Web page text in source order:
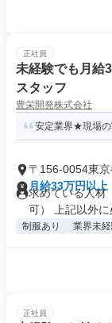
正社員
未経験でも月
スタッフ
豊栄開発株式会社
安定業界★現場の
〒156-0054東
月給33万円以上
求めている人材
可） 上記以外に
制服あり 業界未
正社員